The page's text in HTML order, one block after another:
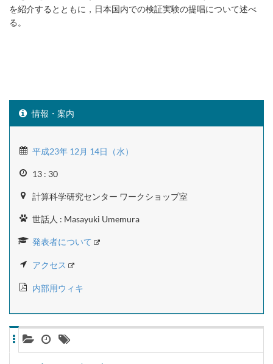
を紹介するとともに，日本国内での検証実験の提唱について述べ
る。
情報・案内
平成23年 12月 14日（水）
13 : 30
計算科学研究センター ワークショップ室
世話人 : Masayuki Umemura
発表者について
アクセス
内部用ウィキ